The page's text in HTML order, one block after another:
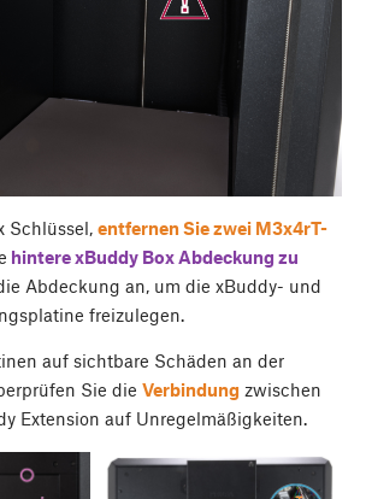
Schlüssel, entfernen Sie zwei M3x4rT-
hinterexBuddy Box Abdeckung zu
Abdeckung an, um die xBuddy- und
freizulegen.
auf sichtbare Schäden an der
Sie die Verbindung zwischen
Extension auf Unregelmäßigkeiten.